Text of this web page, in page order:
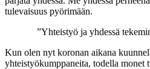
tulevaisuus pyörimään.
”Yhteistyö ja yhdessä
Kun olen nyt koronan aikana
yhteistyökumppaneita, todella monet